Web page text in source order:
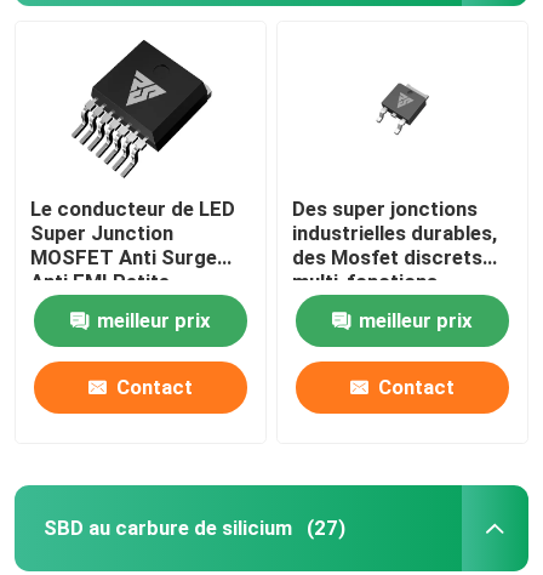
Le conducteur de LED
Super Junction
MOSFET Anti Surge
Anti EMI Petite
résistance interne
meilleur prix
Contact
Des super jonctions
industrielles durables,
des Mosfet discrets
multi-fonctions.
meilleur prix
Contact
SBD au carbure de silicium (27)